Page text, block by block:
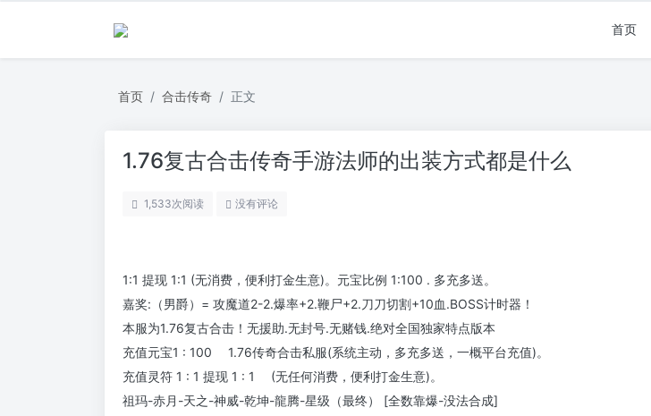
首页
首页 合击传奇 正文
1.76复古合击传奇手游法师的出装方式都是什么
1,533次阅读 没有评论
1:1 提现 1:1 (无消费，便利打金生意)。元宝比例 1:100 . 多充多送。
嘉奖:（男爵）= 攻魔道2-2.爆率+2.鞭尸+2.刀刀切割+10血.BOSS计时器！
本服为1.76复古合击！无援助.无封号.无赌钱.绝对全国独家特点版本
充值元宝1 : 100 1.76传奇合击私服(系统主动，多充多送，一概平台充值)。
充值灵符 1 : 1 提现 1 : 1 (无任何消费，便利打金生意)。
祖玛-赤月-天之-神威-乾坤-龍腾-星级（最终） [全数靠爆-没法合成]